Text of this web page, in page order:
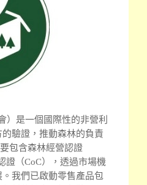
）是一個國際性的非營利
驗證，推動森林的負責
包含森林經營認證
證（CoC），透過市場機
我們已啟動零售產品包